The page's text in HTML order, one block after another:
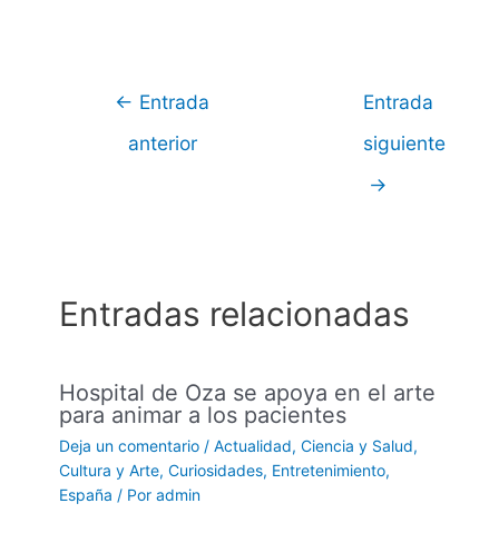
Navegación
entradas
← Entrada
anterior
Entrada
siguiente
→
Entradas relacionadas
Hospital de Oza se apoya en el arte
para animar a los pacientes
Deja un comentario / Actualidad, Ciencia y Salud,
Cultura y Arte, Curiosidades, Entretenimiento,
España / Por admin